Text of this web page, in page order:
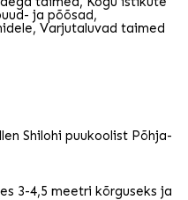
ja põõsad,
, Varjutaluvad taimed
Shilohi puukoolist Põhja-
3-4,5 meetri kõrguseks ja